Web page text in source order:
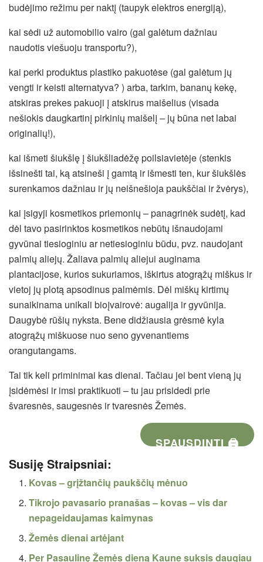
budėjimo režimu per naktį (taupyk elektros energiją),
kai sėdi už automobilio vairo (gal galėtum dažniau
naudotis viešuoju transportu?),
kai perki produktus plastiko pakuotėse (gal galėtum jų
vengti ir keisti alternatyva? ) arba, tarkim, bananų kekę,
atskiras prekes pakuoji į atskirus maišelius (visada
nešiokis daugkartinį pirkinių maišelį – jų būna net labai
originalių!),
kai išmeti šiukšlę į šiukšliadėžę poilsiavietėje (stenkis
išsinešti tai, ką atsineši į gamtą ir išmesti ten, kur šiukšlės
surenkamos dažniau ir jų neišnešioja paukščiai ir žvėrys),
kai įsigyji kosmetikos priemonių – panagrinėk sudėtį, kad
dėl tavo pasirinktos kosmetikos nebūtų išnaudojami
gyvūnai tiesioginiu ar netiesioginiu būdu, pvz. naudojant
palmių aliejų. Žaliava palmių aliejui auginama
plantacijose, kurios sukuriamos, iškirtus atogrąžų miškus ir
vietoj jų plotą apsodinus palmėmis. Dėl miškų kirtimų
sunaikinama unikali bioįvairovė: augalija ir gyvūnija.
Daugybė rūšių nyksta. Bene didžiausia grėsmė kyla
atogrąžų miškuose nuo seno gyvenantiems
orangutangams.
Tai tik keli priminimai kas dienai. Tačiau jei bent vieną jų
įsidėmėsi ir imsi praktikuoti – tu jau prisidedi prie
švaresnės, saugesnės ir tvaresnės Žemės.
SPAUSDINTI 🖨
Susiję Straipsniai:
Kovas – grįžtančių paukščių mėnuo
Tikrojo pavasario pranašas – kovas – vis dar
nepageidaujamas kaimynas
Žemės dienai artėjant
Per Pasaulinę Žemės dieną Kaune suksis daugiau